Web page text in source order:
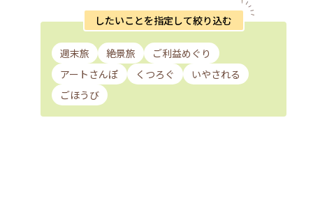
したいことを指定して絞り込む
週末旅 絶景旅
ご利益めぐり
アートさんぽ
くつろぐ
いやされる
ごほうび